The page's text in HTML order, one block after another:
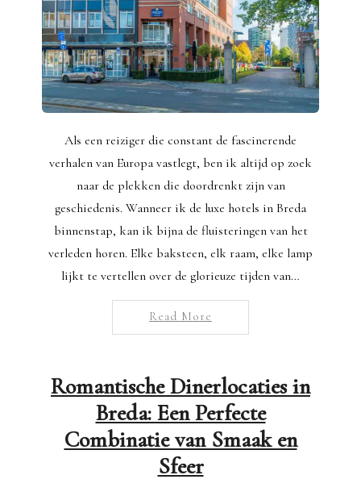
Als een reiziger die constant de fascinerende
verhalen van Europa vastlegt, ben ik altijd op zoek
naar de plekken die doordrenkt zijn van
geschiedenis. Wanneer ik de luxe hotels in Breda
binnenstap, kan ik bijna de fluisteringen van het
verleden horen. Elke baksteen, elk raam, elke lamp
lijkt te vertellen over de glorieuze tijden van…
Read More
Romantische Dinerlocaties in
Breda: Een Perfecte
Combinatie van Smaak en
Sfeer